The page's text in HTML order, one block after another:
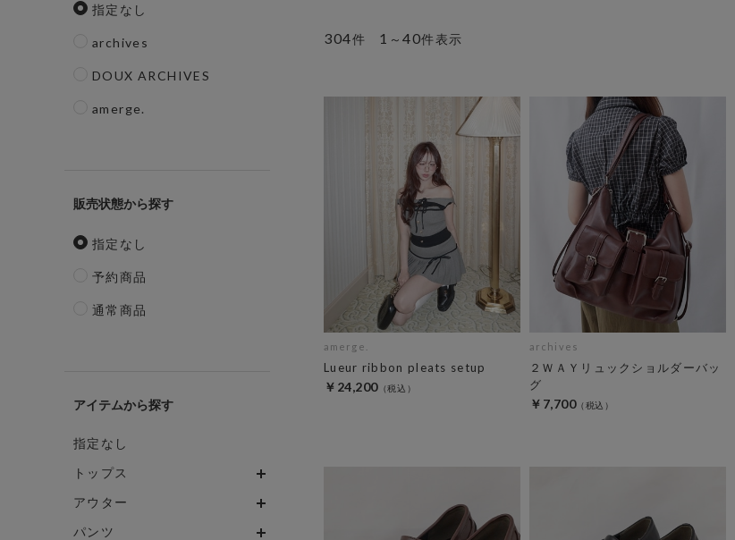
指定なし
archives
DOUX ARCHIVES
amerge.
販売状態
指定なし
予約商品
通常商品
アイテム
指定なし
トップス
アウター
パンツ
304件 1 ～40件表示
amerge.
Lueur ribbon pleats setup
￥24,200
archives
２ＷＡＹリュックショルダーバッ
グ
￥7,700